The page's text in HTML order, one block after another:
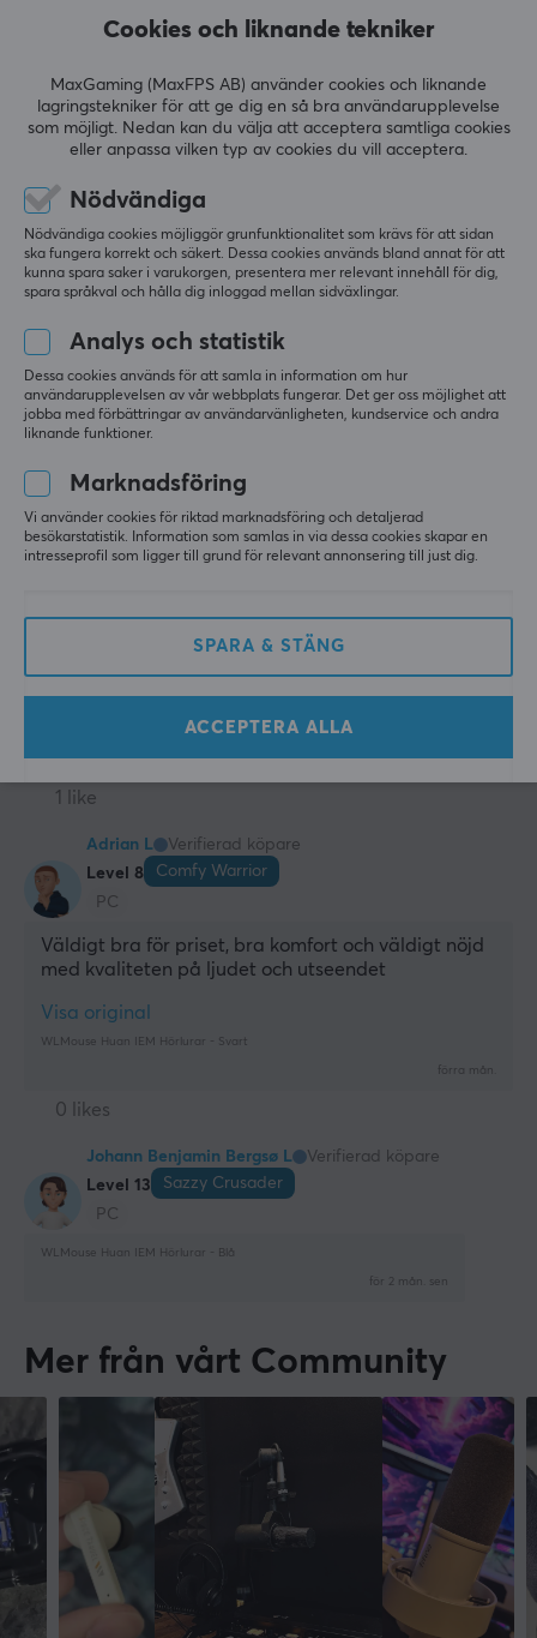
Helt otroliga för nybörjare som mig och jag
rekommenderar starkt.
Nybörjarvänliga
Flexibla
Inbyggd DAC i ena sladden
Perfekt för fps spel
Att inte ge dem ett försök!
WLMouse Huan IEM Hörlurar - Blå
för 3 v. sedan
Tobias M
Verifierad köpare
Level 11
Casual Commander
bara är kabeln som använder mikrofonen som har
Visa original
WLMouse Huan IEM Hörlurar - Blå
för 2 mån. sen
1 like
Adrian L
Verifierad köpare
Level 8
Comfy Warrior
PC
Väldigt bra för priset, bra komfort och väldigt nöjd
med kvaliteten på ljudet och utseendet
Visa original
WLMouse Huan IEM Hörlurar - Svart
förra mån.
0 likes
Johann Benjamin Bergsø L
Verifierad köpare
Level 13
Sazzy Crusader
PC
WLMouse Huan IEM Hörlurar - Blå
för 2 mån. sen
Mer från vårt Community
Cookies och liknande tekniker
MaxGaming (MaxFPS AB) använder cookies och liknande
lagringstekniker för att ge dig en så bra användarupplevelse
som möjligt. Nedan kan du välja att acceptera samtliga cookies
eller anpassa vilken typ av cookies du vill acceptera.
Nödvändiga
Nödvändiga cookies möjliggör grunfunktionalitet som krävs för att sidan
ska fungera korrekt och säkert. Dessa cookies används bland annat för att
kunna spara saker i varukorgen, presentera mer relevant innehåll för dig,
spara språkval och hålla dig inloggad mellan sidväxlingar.
Analys och statistik
Dessa cookies används för att samla in information om hur
användarupplevelsen av vår webbplats fungerar. Det ger oss möjlighet att
jobba med förbättringar av användarvänligheten, kundservice och andra
liknande funktioner.
Marknadsföring
Vi använder cookies för riktad marknadsföring och detaljerad
besökarstatistik. Information som samlas in via dessa cookies skapar en
intresseprofil som ligger till grund för relevant annonsering till just dig.
SPARA & STÄNG
ACCEPTERA ALLA